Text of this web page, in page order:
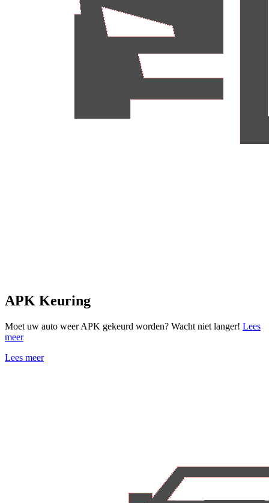
APK Keuring
Moet uw auto weer APK gekeurd worden? Wacht niet langer! Lees
meer
Lees meer